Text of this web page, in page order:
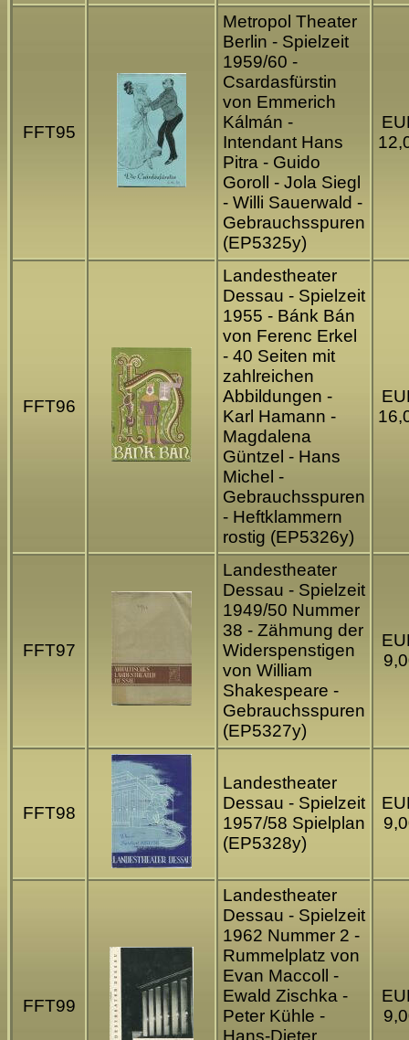
FFT95
Metropol Theater
Berlin - Spielzeit
1959/60 -
Csardasfürstin
von Emmerich
Kálmán -
Intendant Hans
Pitra - Guido
Goroll - Jola Siegl
- Willi Sauerwald -
Gebrauchsspuren
(EP5325y)
FFT96
Landestheater
Dessau - Spielzeit
1955 - Bánk Bán
von Ferenc Erkel
- 40 Seiten mit
zahlreichen
Abbildungen -
Karl Hamann -
Magdalena
Güntzel - Hans
Michel -
Gebrauchsspuren
- Heftklammern
rostig (EP5326y)
FFT97
Landestheater
Dessau - Spielzeit
1949/50 Nummer
38 - Zähmung der
Widerspenstigen
von William
Shakespeare -
Gebrauchsspuren
(EP5327y)
FFT98
Landestheater
Dessau - Spielzeit
1957/58 Spielplan
(EP5328y)
FFT99
Landestheater
Dessau - Spielzeit
1962 Nummer 2 -
Rummelplatz von
Evan Maccoll -
Ewald Zischka -
Peter Kühle -
Hans-Dieter